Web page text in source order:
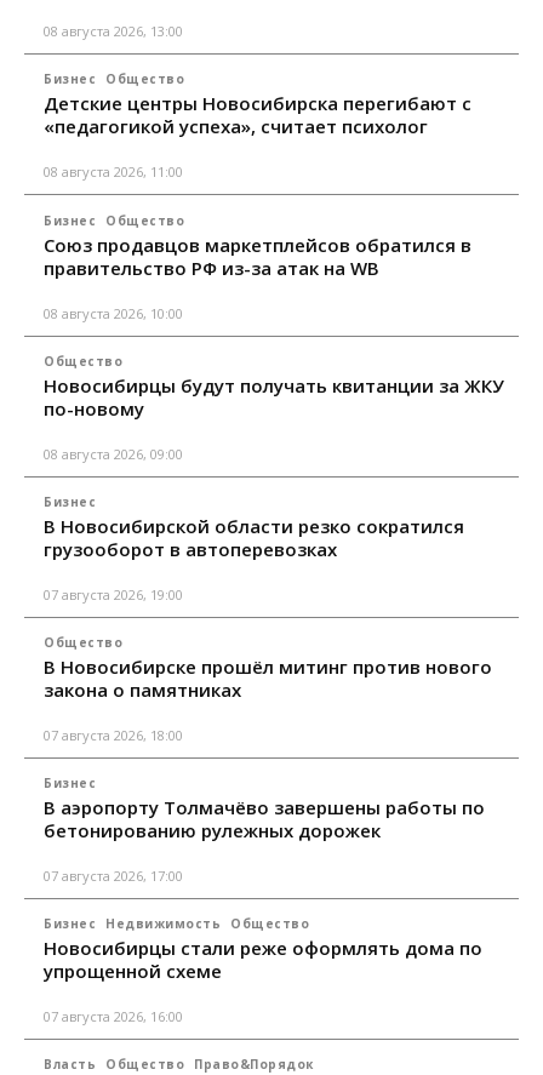
08 августа 2026, 13:00
Бизнес Общество
Детские центры Новосибирска перегибают с
«педагогикой успеха», считает психолог
08 августа 2026, 11:00
Бизнес Общество
Союз продавцов маркетплейсов обратился в
правительство РФ из-за атак на WB
08 августа 2026, 10:00
Общество
Новосибирцы будут получать квитанции за ЖКУ
по-новому
08 августа 2026, 09:00
Бизнес
В Новосибирской области резко сократился
грузооборот в автоперевозках
07 августа 2026, 19:00
Общество
В Новосибирске прошёл митинг против нового
закона о памятниках
07 августа 2026, 18:00
Бизнес
В аэропорту Толмачёво завершены работы по
бетонированию рулежных дорожек
07 августа 2026, 17:00
Бизнес Недвижимость Общество
Новосибирцы стали реже оформлять дома по
упрощенной схеме
07 августа 2026, 16:00
Власть Общество Право&Порядок